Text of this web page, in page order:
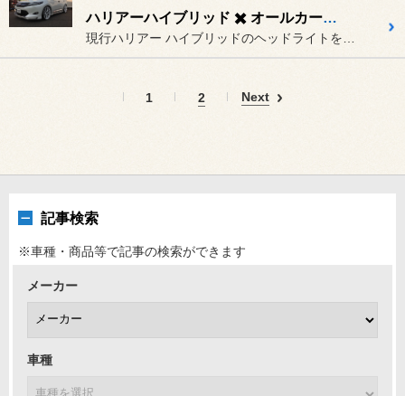
ハリアーハイブリッド ✖️ オールカープロダクツ プレミアムカスタマイズヘッドライト
1 2 Next
記事検索
※車種・商品等で記事の検索ができます
メーカー
車種